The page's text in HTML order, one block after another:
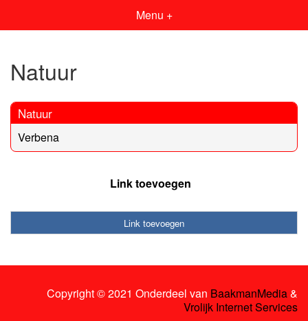
Menu +
Natuur
Natuur
Verbena
Link toevoegen
Link toevoegen
Copyright © 2021 Onderdeel van BaakmanMedia&
Vrolijk Internet Services